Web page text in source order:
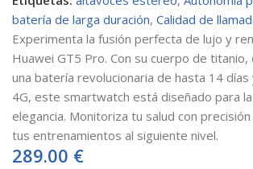
batería de larga duración, Calidad de
Experimenta la fusión perfecta de lujo y
Huawei GT5 Pro. Con su cuerpo de
una batería revolucionaria de hasta 14
4G, este smartwatch está diseñado para
elegancia. Monitoriza tu salud con precisión
tus entrenamientos al siguiente nivel.
289.00 €